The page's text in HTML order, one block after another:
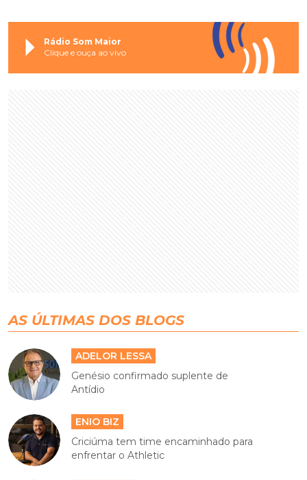
Rádio Som Maior
Clique e ouça ao vivo
AS ÚLTIMAS DOS BLOGS
ADELOR LESSA
Genésio confirmado suplente de
Antídio
ENIO BIZ
Criciúma tem time encaminhado para
enfrentar o Athletic